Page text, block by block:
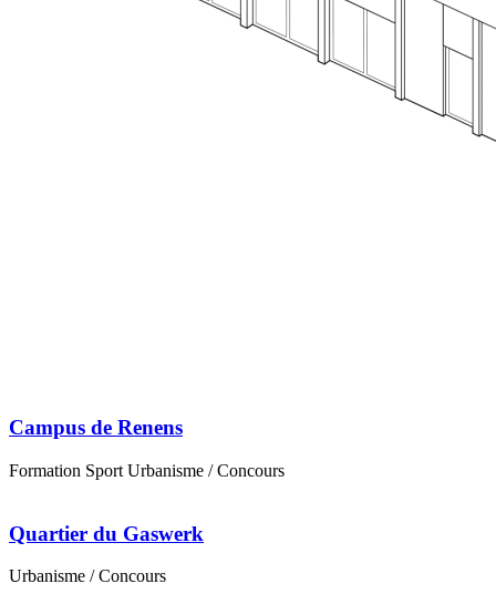
Campus de Renens
Formation Sport Urbanisme / Concours
Quartier du Gaswerk
Urbanisme / Concours